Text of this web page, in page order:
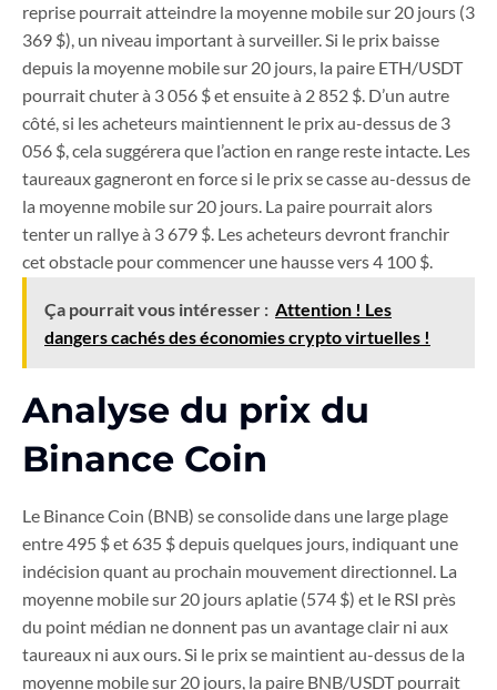
reprise pourrait atteindre la moyenne mobile sur 20 jours (3
369 $), un niveau important à surveiller. Si le prix baisse
depuis la moyenne mobile sur 20 jours, la paire ETH/USDT
pourrait chuter à 3 056 $ et ensuite à 2 852 $. D’un autre
côté, si les acheteurs maintiennent le prix au-dessus de 3
056 $, cela suggérera que l’action en range reste intacte. Les
taureaux gagneront en force si le prix se casse au-dessus de
la moyenne mobile sur 20 jours. La paire pourrait alors
tenter un rallye à 3 679 $. Les acheteurs devront franchir
cet obstacle pour commencer une hausse vers 4 100 $.
Ça pourrait vous intéresser : Attention ! Les
dangers cachés des économies crypto virtuelles !
Analyse du prix du
Binance Coin
Le Binance Coin (BNB) se consolide dans une large plage
entre 495 $ et 635 $ depuis quelques jours, indiquant une
indécision quant au prochain mouvement directionnel. La
moyenne mobile sur 20 jours aplatie (574 $) et le RSI près
du point médian ne donnent pas un avantage clair ni aux
taureaux ni aux ours. Si le prix se maintient au-dessus de la
moyenne mobile sur 20 jours, la paire BNB/USDT pourrait